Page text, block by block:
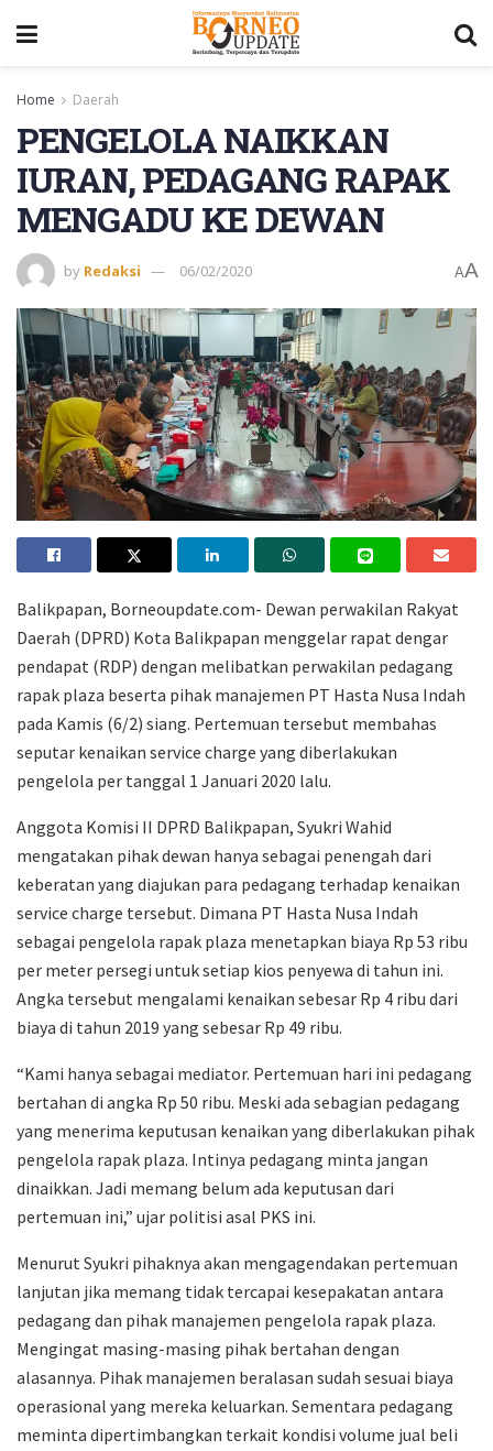
Home Daerah
PENGELOLA NAIKKAN
IURAN, PEDAGANG RAPAK
MENGADU KE DEWAN
by Redaksi 06/02/2020 AA
Balikpapan, Borneoupdate.com- Dewan perwakilan Rakyat
Daerah (DPRD) Kota Balikpapan menggelar rapat dengar
pendapat (RDP) dengan melibatkan perwakilan pedagang
rapak plaza beserta pihak manajemen PT Hasta Nusa Indah
pada Kamis (6/2) siang. Pertemuan tersebut membahas
seputar kenaikan service charge yang diberlakukan
pengelola per tanggal 1 Januari 2020 lalu.
Anggota Komisi II DPRD Balikpapan, Syukri Wahid
mengatakan pihak dewan hanya sebagai penengah dari
keberatan yang diajukan para pedagang terhadap kenaikan
service charge tersebut. Dimana PT Hasta Nusa Indah
sebagai pengelola rapak plaza menetapkan biaya Rp 53 ribu
per meter persegi untuk setiap kios penyewa di tahun ini.
Angka tersebut mengalami kenaikan sebesar Rp 4 ribu dari
biaya di tahun 2019 yang sebesar Rp 49 ribu.
“Kami hanya sebagai mediator. Pertemuan hari ini pedagang
bertahan di angka Rp 50 ribu. Meski ada sebagian pedagang
yang menerima keputusan kenaikan yang diberlakukan pihak
pengelola rapak plaza. Intinya pedagang minta jangan
dinaikkan. Jadi memang belum ada keputusan dari
pertemuan ini,” ujar politisi asal PKS ini.
Menurut Syukri pihaknya akan mengagendakan pertemuan
lanjutan jika memang tidak tercapai kesepakatan antara
pedagang dan pihak manajemen pengelola rapak plaza.
Mengingat masing-masing pihak bertahan dengan
alasannya. Pihak manajemen beralasan sudah sesuai biaya
operasional yang mereka keluarkan. Sementara pedagang
meminta dipertimbangkan terkait kondisi volume jual beli